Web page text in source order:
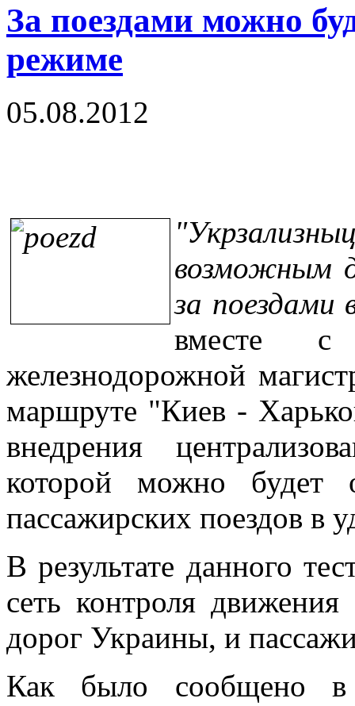
За поездами можно
режиме
05.08.2012
возможным
за поездами
вместе с
железнодорожной
маршруте "Киев -
внедрения
которой можно будет
пассажирских поездов в
В результате данного
сеть контроля
дорог Украины, и
Как было сообщено в